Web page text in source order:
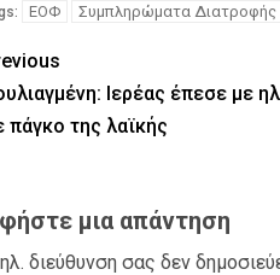
ΕΟΦ Συμπληρώματα Διατροφής
Ιερέας έπεσε με
πάγκο της λαϊκής
μια απάντηση
διεύθυνση σας δεν